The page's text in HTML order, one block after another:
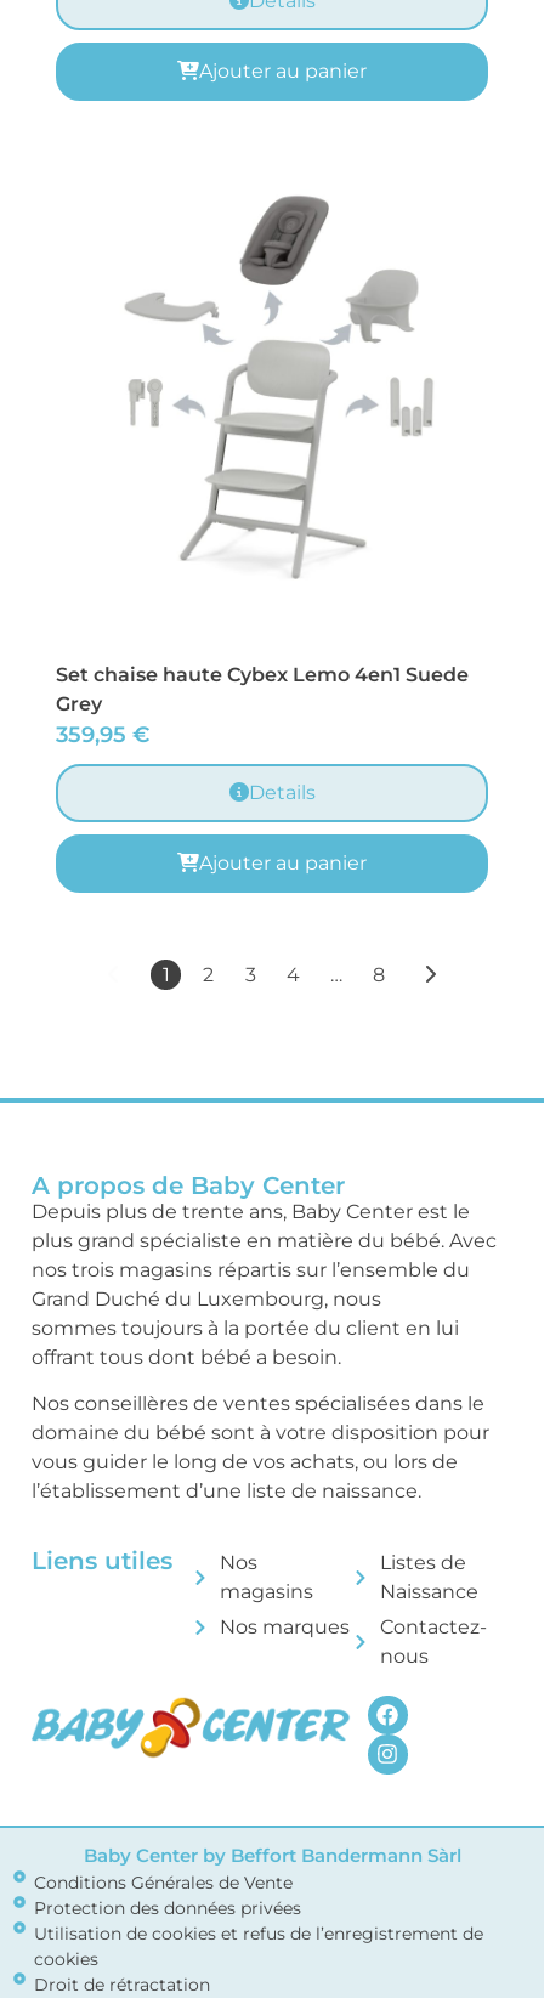
Ajouter au panier
Set chaise haute Cybex Lemo 4en1 Suede
Grey
359,95 €
Details
Ajouter au panier
1 2 3 4 … 8
A propos de Baby Center
Depuis plus de trente ans, Baby Center est le
plus grand spécialiste en matière du bébé. Avec
nos trois magasins répartis sur l’ensemble du
Grand Duché du Luxembourg, nous
sommes toujours à la portée du client en lui
offrant tous dont bébé a besoin.
Nos conseillères de ventes spécialisées dans le
domaine du bébé sont à votre disposition pour
vous guider le long de vos achats, ou lors de
l’établissement d’une liste de naissance.
Liens utiles
Nos
magasins
Nos marques
Listes de
Naissance
Contactez-
nous
Baby Center by Beffort Bandermann Sàrl
Conditions Générales de Vente
Protection des données privées
Utilisation de cookies et refus de l’enregistrement de
cookies
Droit de rétractation